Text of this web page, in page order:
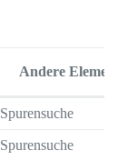
Andere Elemente
Spurensuche
Spurensuche